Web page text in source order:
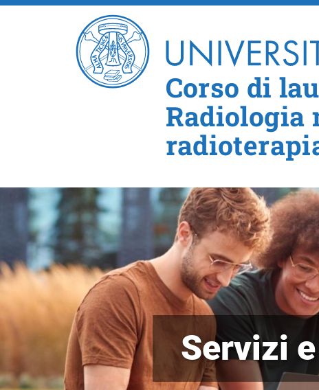
Corso di
Radiologia
Servizi